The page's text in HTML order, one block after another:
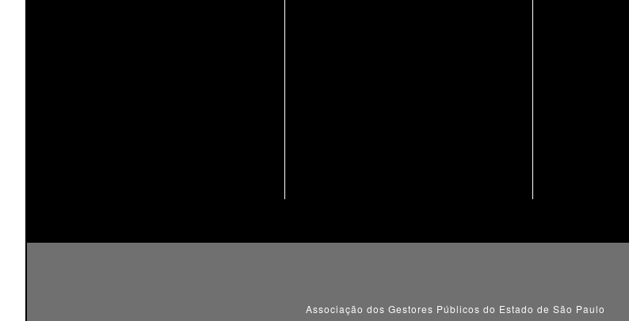
Associação dos Gestores Públicos do Estado de São Paulo